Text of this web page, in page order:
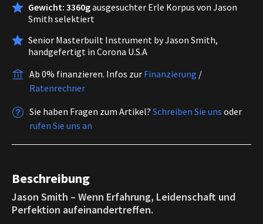
Gewicht: 3360gausgesuchter Erle Korpus von Jason
Smith selektiert
Senior Masterbuilt Instrument by Jason Smith,
handgefertigt in Corona U.S.A
Ab 0% finanzieren. Infos zur Finanzierung /
Ratenrechner
Sie haben Fragen zum Artikel? Schreiben Sie uns oder
rufen Sie uns an
Beschreibung
Jason Smith – Wenn Erfahrung, Leidenschaft und
Perfektion aufeinandertreffen.